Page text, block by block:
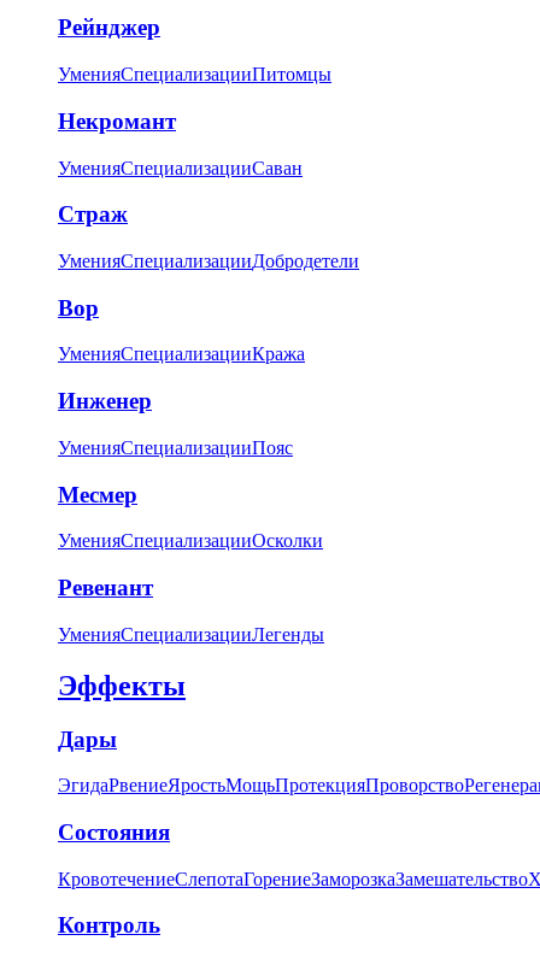
Рейнджер
УменияСпециализацииПитомцы
Некромант
УменияСпециализацииСаван
Страж
УменияСпециализацииДобродетели
Вор
УменияСпециализацииКража
Инженер
УменияСпециализацииПояс
Месмер
УменияСпециализацииОсколки
Ревенант
УменияСпециализацииЛегенды
Эффекты
Дары
ЭгидаРвениеЯростьМощьПротекцияПроворство
Состояния
КровотечениеСлепотаГорениеЗаморозкаЗамешательство
Контроль